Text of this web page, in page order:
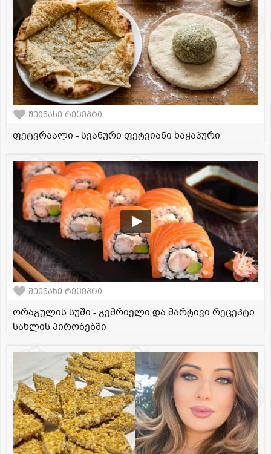
შეინახე რეცეპტი
ფეტვრაალი - სვანური ფეტვიანი ხაჭაპური
შეინახე რეცეპტი
ორაგულის სუში - გემრიელი და მარტივი რეცეპტი
სახლის პირობებში